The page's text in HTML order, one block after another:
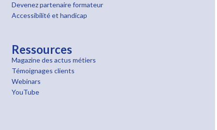
Devenez partenaire formateur
Accessibilité et handicap
Ressources
Magazine des actus métiers
Témoignages clients
Webinars
YouTube